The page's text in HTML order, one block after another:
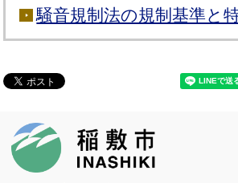
騒音規制法の規制基準と